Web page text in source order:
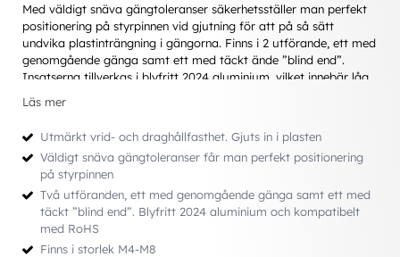
Med väldigt snäva gängtoleranser säkerhetsställer man perfekt
positionering på styrpinnen vid gjutning för att på så sätt
undvika plastinträngning i gängorna. Finns i 2 utförande, ett med
genomgående gänga samt ett med täckt ände ”blind end”.
Insatserna tillverkas i blyfritt 2024 aluminium, vilket innebär låg
Läs mer
Utmärkt vrid- och draghållfasthet. Gjuts in i plasten
Väldigt snäva gängtoleranser får man perfekt positionering
på styrpinnen
Två utföranden, ett med genomgående gänga samt ett med
täckt ”blind end”. Blyfritt 2024 aluminium och kompatibelt
med RoHS
Finns i storlek M4-M8